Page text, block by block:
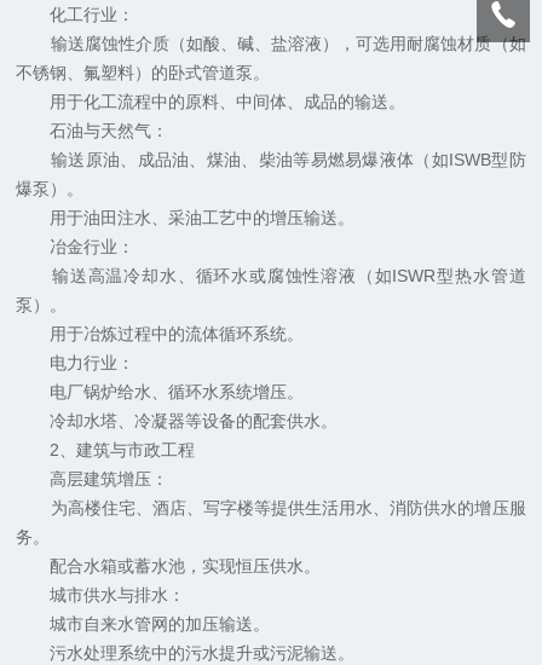
化工行业：
输送腐蚀性介质（如酸、碱、盐溶液），可选用耐腐蚀材质（如
不锈钢、氟塑料）的卧式管道泵。
用于化工流程中的原料、中间体、成品的输送。
石油与天然气：
输送原油、成品油、煤油、柴油等易燃易爆液体（如ISWB型防
爆泵）。
用于油田注水、采油工艺中的增压输送。
冶金行业：
输送高温冷却水、循环水或腐蚀性溶液（如ISWR型热水管道
泵）。
用于冶炼过程中的流体循环系统。
电力行业：
电厂锅炉给水、循环水系统增压。
冷却水塔、冷凝器等设备的配套供水。
2、建筑与市政工程
高层建筑增压：
为高楼住宅、酒店、写字楼等提供生活用水、消防供水的增压服
务。
配合水箱或蓄水池，实现恒压供水。
城市供水与排水：
城市自来水管网的加压输送。
污水处理系统中的污水提升或污泥输送。